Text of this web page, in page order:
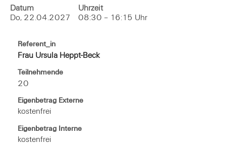
Datum
Uhrzeit
Do, 22.04.2027
08:30 – 16:15 Uhr
Referent_in
Frau Ursula Heppt-Beck
Teilnehmende
20
Eigenbetrag Externe
kostenfrei
Eigenbetrag Interne
kostenfrei